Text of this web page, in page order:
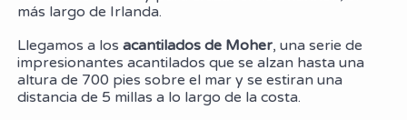
más largo de Irlanda.
Llegamos a los acantilados de Moher, una serie de
impresionantes acantilados que se alzan hasta una
altura de 700 pies sobre el mar y se estiran una
distancia de 5 millas a lo largo de la costa.